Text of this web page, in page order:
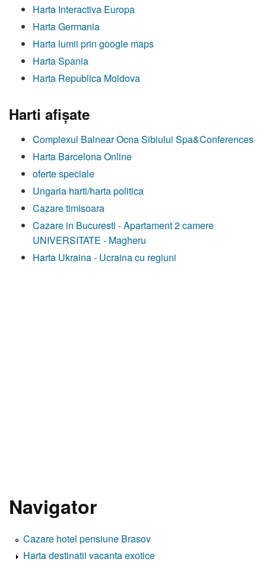
Harta Interactiva Europa
Harta Germania
Harta lumii prin google maps
Harta Spania
Harta Republica Moldova
Harti afişate
Complexul Balnear Ocna Sibiului Spa&Conferences
Harta Barcelona Online
oferte speciale
Ungaria harti/harta politica
Cazare timisoara
Cazare in Bucuresti - Apartament 2 camere
UNIVERSITATE - Magheru
Harta Ukraina - Ucraina cu regiuni
Navigator
Cazare hotel pensiune Brasov
Harta destinatii vacanta exotice